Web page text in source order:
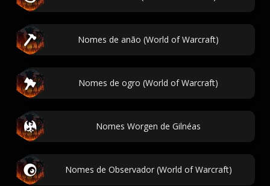
Nomes de anão (World of Warcraft)
Nomes de ogro (World of Warcraft)
Nomes Worgen de Gilnéas
Nomes de Observador (World of Warcraft)